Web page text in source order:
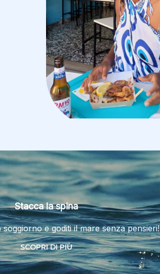
Stacca la spina
e goditi il mare senza pensieri!
SCOPRI DI PIÙ